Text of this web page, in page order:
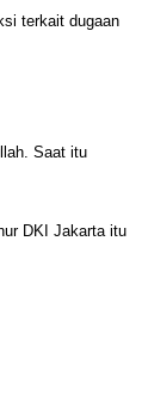
terkait dugaan
Saat itu
DKI Jakarta itu